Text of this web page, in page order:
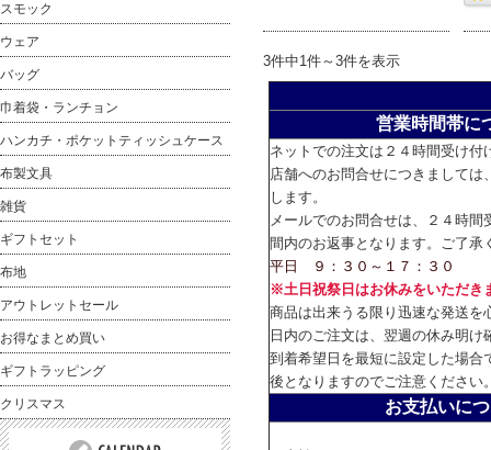
3件中1件～3件を表示
営業時間帯に
ネットでの注文は２４時間受け付
店舗へのお問合せにつきましては
します。
メールでのお問合せは、２４時間
間内のお返事となります。ご了承
平日 ９：３０～１７：３０
※土日祝祭日はお休みをいただき
商品は出来うる限り迅速な発送を
日内のご注文は、翌週の休み明け
到着希望日を最短に設定した場合
後となりますのでご注意ください
お支払いに
スモック
ウェア
バッグ
巾着袋・ランチョン
ハンカチ・ポケットティッシュケース
布製文具
雑貨
ギフトセット
布地
アウトレットセール
お得なまとめ買い
ギフトラッピング
クリスマス